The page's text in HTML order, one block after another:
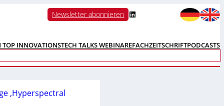
Newsletter abonnieren LinkedIn
TOP INNOVATIONSTECH TALKS WEBINAREFACHZEITSCHRIFTPODCASTS
‚Hyperspectral